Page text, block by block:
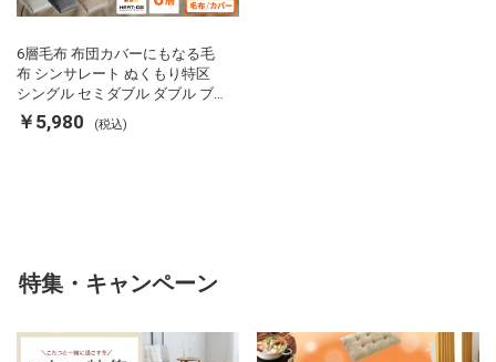
6層毛布 布団カバーにもなる毛
布 シンサレート ぬくもり特区
シングル セミダブル ダブル ブ
ランケット 掛け布団カバー フラ
ンネル 保温 蓄熱 吸湿 発熱 断熱
￥5,980 (税込)
特集・キャンペーン